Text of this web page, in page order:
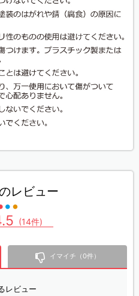
レビュー
(14件)
イマイチ（0件）
レビュー